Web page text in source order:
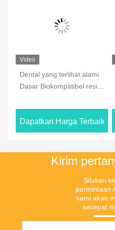
Video
Dental yang terlihat alami
Dasar Biokompatibel resin
Dapatkan Harga Terbaik
Kirim
Silakan
permintaan
kami akan
secepat